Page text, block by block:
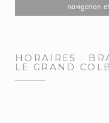
navigation
HORAIRES
LE GRAND